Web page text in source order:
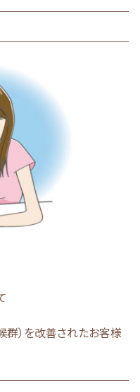
群）を改善されたお客様